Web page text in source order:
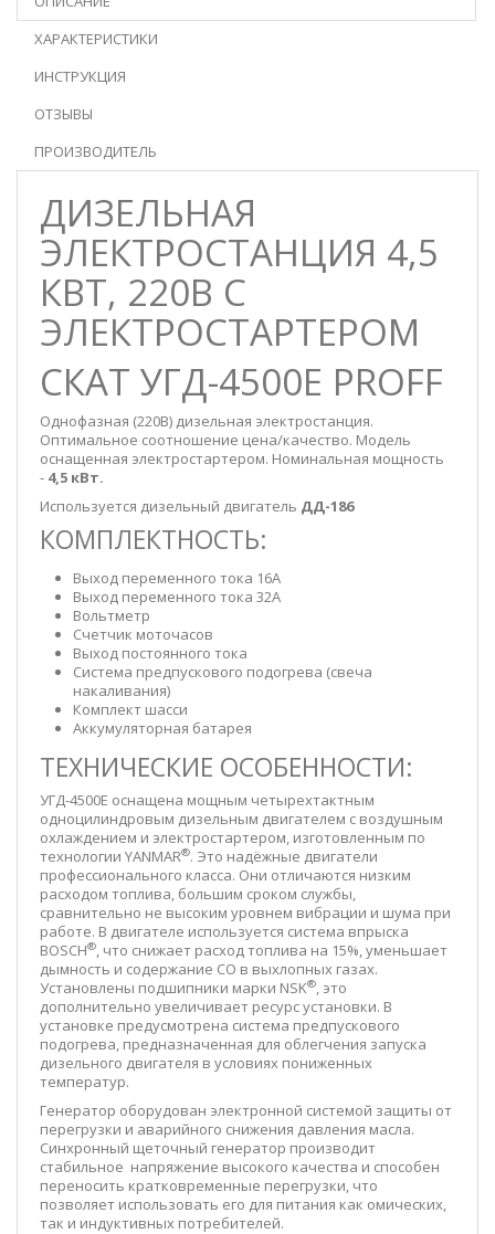
ХАРАКТЕРИСТИКИ
ИНСТРУКЦИЯ
ОТЗЫВЫ
ПРОИЗВОДИТЕЛЬ
ДИЗЕЛЬНАЯ
ЭЛЕКТРОСТАНЦИЯ 4,5
КВТ, 220В С
ЭЛЕКТРОСТАРТЕРОМ
СКАТ УГД-4500Е PROFF
Однофазная (220В) дизельная электростанция.
Оптимальное соотношение цена/качество. Модель
оснащенная электростартером. Номинальная мощность
- 4,5 кВт.
Используется дизельный двигатель ДД-186
КОМПЛЕКТНОСТЬ:
Выход переменного тока 16А
Выход переменного тока 32А
Вольтметр
Счетчик моточасов
Выход постоянного тока
Система предпускового подогрева (свеча
накаливания)
Комплект шасси
Аккумуляторная батарея
ТЕХНИЧЕСКИЕ ОСОБЕННОСТИ:
УГД-4500Е оснащена мощным четырехтактным
одноцилиндровым дизельным двигателем с воздушным
охлаждением и электростартером, изготовленным по
технологии YANMAR®. Это надёжные двигатели
профессионального класса. Они отличаются низким
расходом топлива, большим сроком службы,
сравнительно не высоким уровнем вибрации и шума при
работе. В двигателе используется система впрыска
BOSCH®, что снижает расход топлива на 15%, уменьшает
дымность и содержание СО в выхлопных газах.
Установлены подшипники марки NSK®, это
дополнительно увеличивает ресурс установки. В
установке предусмотрена система предпускового
подогрева, предназначенная для облегчения запуска
дизельного двигателя в условиях пониженных
температур.
Генератор оборудован электронной системой защиты от
перегрузки и аварийного снижения давления масла.
Синхронный щеточный генератор производит
стабильное напряжение высокого качества и способен
переносить кратковременные перегрузки, что
позволяет использовать его для питания как омических,
так и индуктивных потребителей.